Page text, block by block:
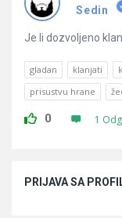
Pitanja
Sedin
Je li dozvoljeno
gladan klanjati
prisustvu hrane
0 1
PRIJAVA SA